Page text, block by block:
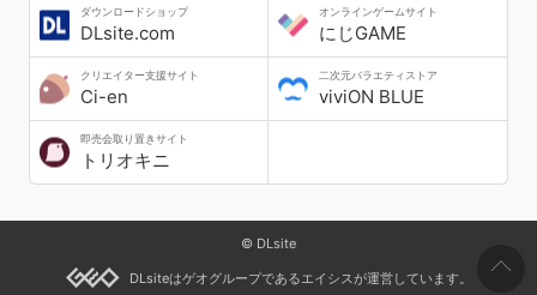
ダウンロードショップ
DLsite.com
オンラインゲームサイト
にじGAME
クリエイター支援サイト
Ci-en
二次元バラエティストア
viviON BLUE
即売会取り置きサイト
トリオキニ
© DLsite
DLsiteはゲオグループであるエイシスが運営しています。